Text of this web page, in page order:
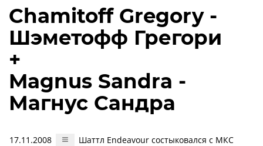
Chamitoff Gregory -
Шэметофф Грегори
+
Magnus Sandra -
Магнус Сандра
17.11.2008
Шаттл Endeavour состыковался с МКС